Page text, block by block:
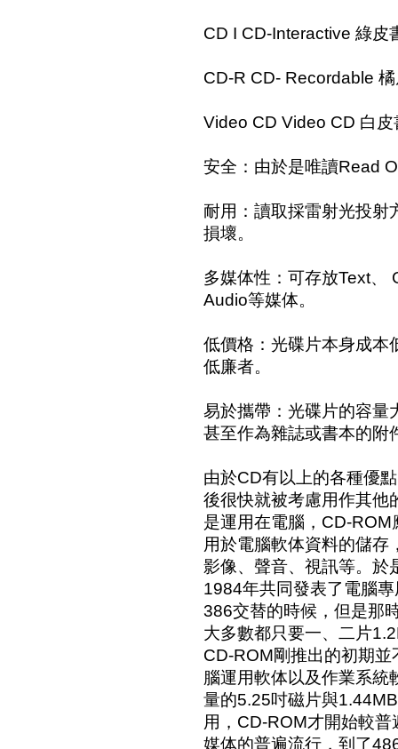
CD I CD-Interactive 綠皮
CD-R CD- Recordable
Video CD Video CD 白
安全：由於是唯讀Read
耐用：讀取採雷射光投射
損壞。
多媒体性：可存放Text、
Audio等媒体。
低價格：光碟片本身成本
低廉者。
易於攜帶：光碟片的容量
甚至作為雜誌或書本的附
由於CD有以上的各種優
後很快就被考慮用作其他
是運用在電腦，CD-
用於電腦軟体資料的儲存
影像、聲音、視訊等。於
1984年共同發表了電腦
386交替的時候，但是那
大多數都只要一、二片
CD-ROM剛推出的初期
腦運用軟体以及作業系統
量的5.25吋磁片與
用，CD-ROM才開始較
媒体的普遍流行，到了